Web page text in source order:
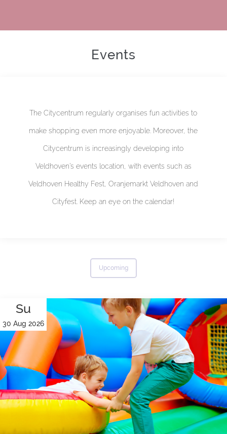
Events
The Citycentrum regularly organises fun activities to
make shopping even more enjoyable. Moreover, the
Citycentrum is increasingly developing into
Veldhoven’s events location, with events such as
Veldhoven Healthy Fest, Oranjemarkt Veldhoven and
Cityfest. Keep an eye on the calendar!
Upcoming
Su
30 Aug 2026